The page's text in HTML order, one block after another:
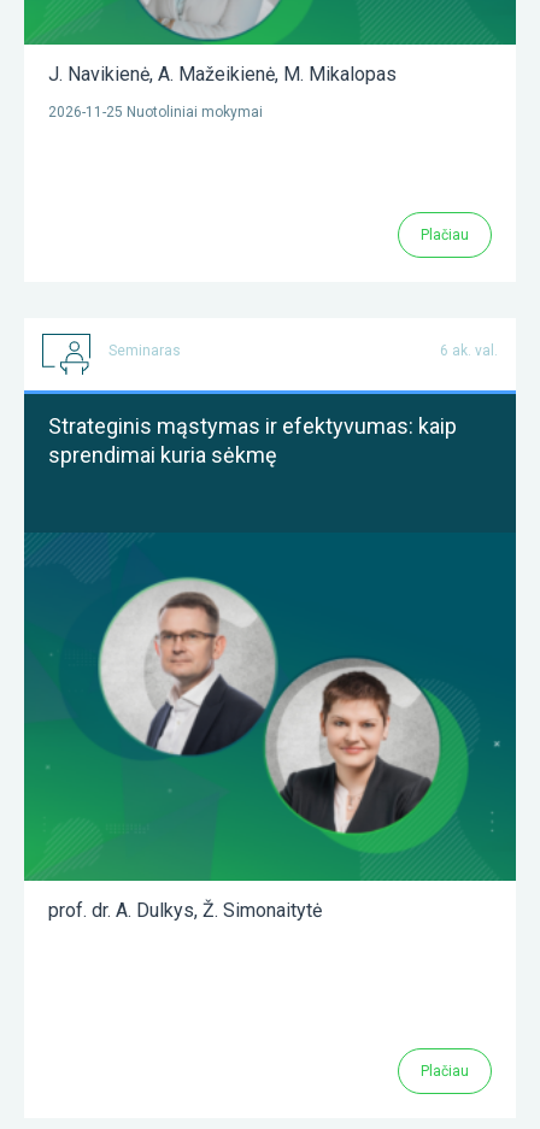
J. Navikienė, A. Mažeikienė, M. Mikalopas
2026-11-25 Nuotoliniai mokymai
Plačiau
Seminaras 6 ak. val.
Strateginis mąstymas ir efektyvumas: kaip
sprendimai kuria sėkmę
prof. dr. A. Dulkys, Ž. Simonaitytė
Plačiau